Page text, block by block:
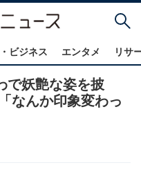
ビジネス エンタメ リサ
で妖艶な姿を披
なんか印象変わっ